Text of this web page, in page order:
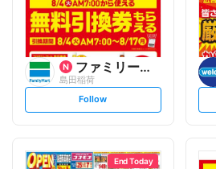
ファミリーマート
島田稲荷
s
t
l
o
Follow
End Today